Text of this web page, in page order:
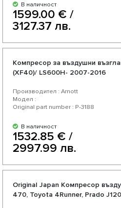
В наличност
1599.00 € /
3127.37 лв.
Компресор за въздушни
(XF40)/ LS600H- 2007-2016
Производител : Arnott
Модел :
Original part number : P-3188
В наличност
1532.85 € /
2997.99 лв.
Original Japan Компресор
470, Toyota 4Runner, Prado J120